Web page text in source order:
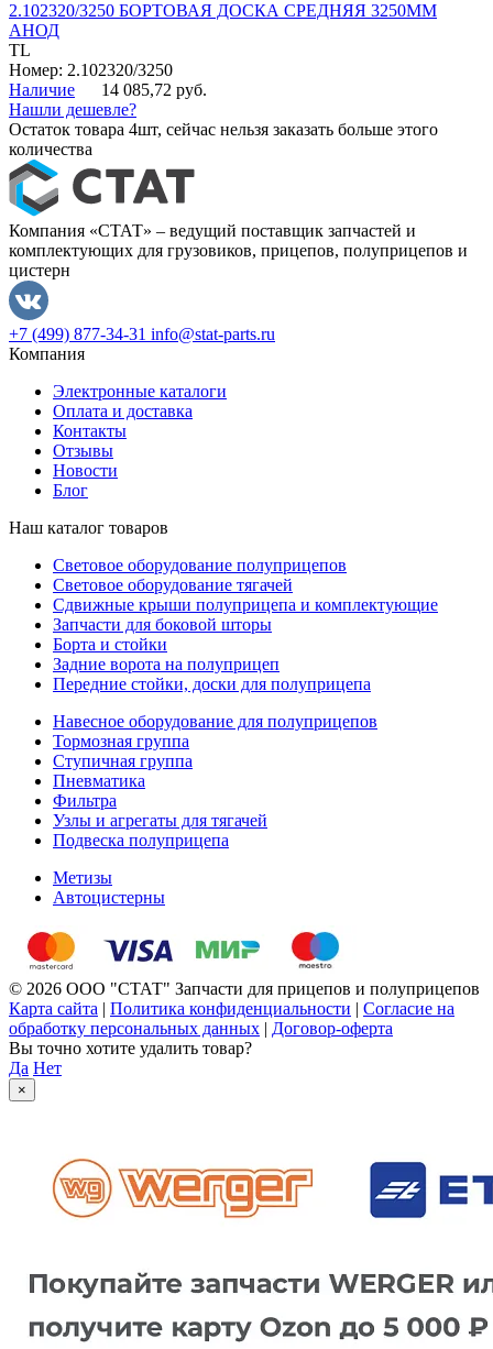
2.102320/3250 БОРТОВАЯ ДОСКА СРЕДНЯЯ 3250ММ
АНОД
TL
Номер: 2.102320/3250
Наличие
14 085,72 руб.
Нашли дешевле?
Остаток товара 4шт, сейчас нельзя заказать больше этого
количества
Компания «СТАТ» – ведущий поставщик запчастей и
комплектующих для грузовиков, прицепов, полуприцепов и
цистерн
+7 (499) 877-34-31 info@stat-parts.ru
Компания
Электронные каталоги
Оплата и доставка
Контакты
Отзывы
Новости
Блог
Наш каталог товаров
Световое оборудование полуприцепов
Световое оборудование тягачей
Сдвижные крыши полуприцепа и комплектующие
Запчасти для боковой шторы
Борта и стойки
Задние ворота на полуприцеп
Передние стойки, доски для полуприцепа
Навесное оборудование для полуприцепов
Тормозная группа
Ступичная группа
Пневматика
Фильтра
Узлы и агрегаты для тягачей
Подвеска полуприцепа
Метизы
Автоцистерны
© 2026 ООО "СТАТ" Запчасти для прицепов и полуприцепов
Карта сайта | Политика конфиденциальности | Согласие на
обработку персональных данных | Договор-оферта
Вы точно хотите удалить товар?
Да Нет
×